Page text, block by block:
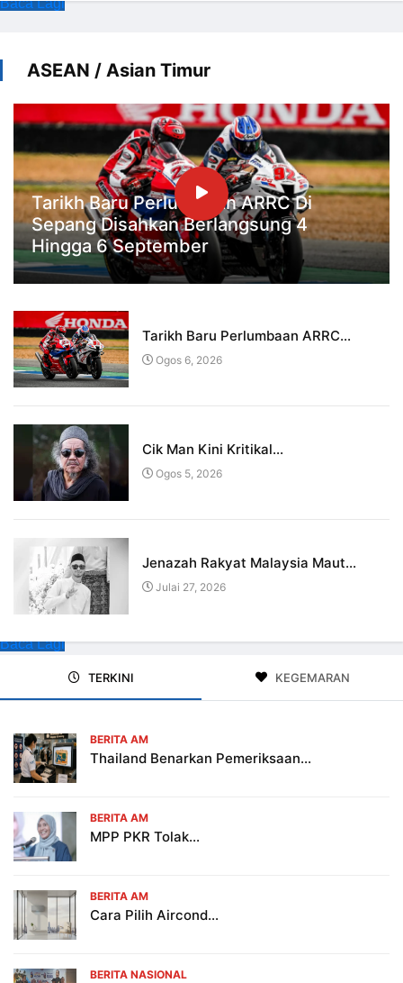
Baca Lagi
ASEAN / Asian Timur
Tarikh Baru Perlumbaan ARRC Di
Sepang Disahkan Berlangsung 4
Hingga 6 September
Tarikh Baru Perlumbaan ARRC...
Ogos 6, 2026
Cik Man Kini Kritikal...
Ogos 5, 2026
Jenazah Rakyat Malaysia Maut...
Julai 27, 2026
Baca Lagi
TERKINI KEGEMARAN
BERITA AM
Thailand Benarkan Pemeriksaan...
BERITA AM
MPP PKR Tolak...
BERITA AM
Cara Pilih Aircond...
BERITA NASIONAL